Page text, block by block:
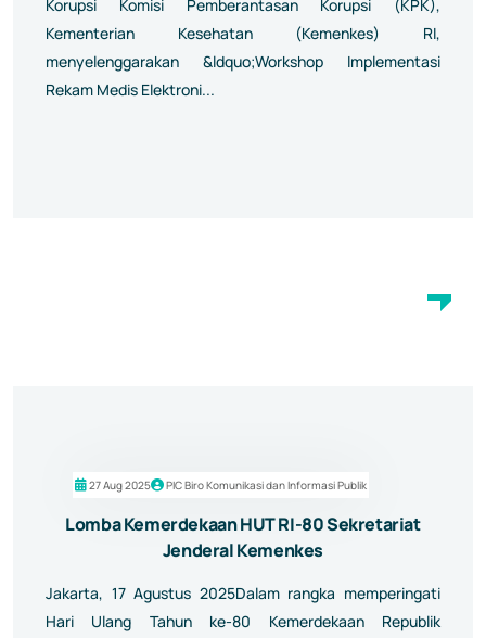
Korupsi Komisi Pemberantasan Korupsi (KPK),
Kementerian Kesehatan (Kemenkes) RI,
menyelenggarakan &ldquo;Workshop Implementasi
Rekam Medis Elektroni...
27 Aug 2025 PIC Biro Komunikasi dan Informasi Publik
Lomba Kemerdekaan HUT RI-80 Sekretariat
Jenderal Kemenkes
Jakarta, 17 Agustus 2025Dalam rangka memperingati
Hari Ulang Tahun ke-80 Kemerdekaan Republik